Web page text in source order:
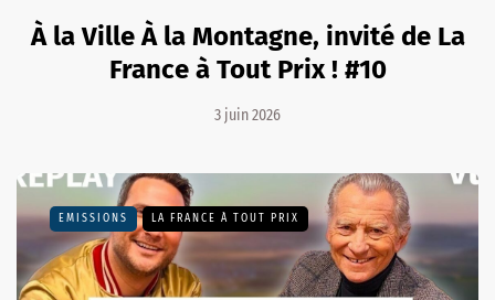
À la Ville À la Montagne, invité de La
France à Tout Prix ! #10
3 juin 2026
EMISSIONS LA FRANCE À TOUT PRIX